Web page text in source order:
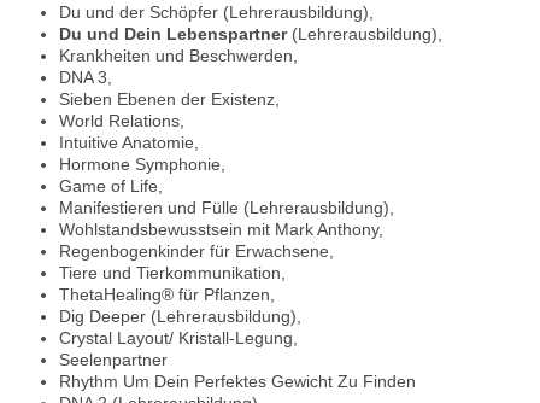
Du und der Schöpfer (Lehrerausbildung),
Du und Dein Lebenspartner(Lehrerausbildung),
Krankheiten und Beschwerden,
DNA 3,
Sieben Ebenen der Existenz,
World Relations,
Intuitive Anatomie,
Hormone Symphonie,
Game of Life,
Manifestieren und Fülle (Lehrerausbildung),
Wohlstandsbewusstsein mit Mark Anthony,
Regenbogenkinder für Erwachsene,
Tiere und Tierkommunikation,
ThetaHealing® für Pflanzen,
Dig Deeper (Lehrerausbildung),
Crystal Layout/ Kristall-Legung,
Seelenpartner
Rhythm Um Dein Perfektes Gewicht Zu Finden